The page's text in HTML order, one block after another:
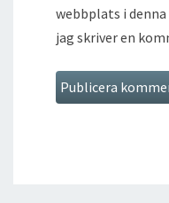
webbplats i
jag skriver en